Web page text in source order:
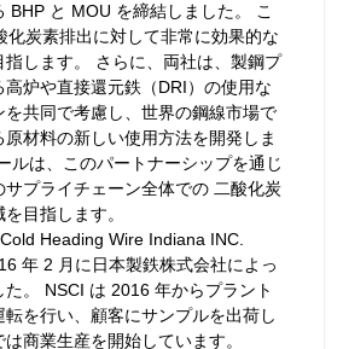
BHP と MOU を締結しました。 こ
化炭素排出に対して非常に効果的な
指します。 さらに、両社は、製鋼プ
高炉や直接還元鉄（DRI）の使用な
を共同で考慮し、世界の鋼線市場で
材料の新しい使用方法を開発しま
ルは、このパートナーシップを通じ
サプライチェーン全体での 二酸化炭
目指します。
Heading Wire Indiana INC.
年 2 月に日本製鉄株式会社によっ
。 NSCI は 2016 年からプラント
転を行い、顧客にサンプルを出荷し
商業生産を開始しています。